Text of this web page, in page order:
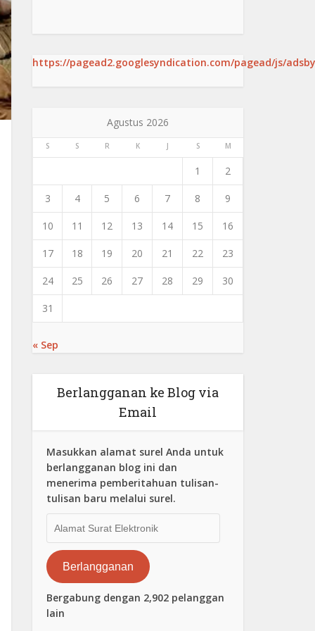
https://pagead2.googlesyndication.com/pagead/js/
Agustus 2026
S S R K J S M
1 2
3 4 5 6 7 8 9
10 11 12 13 14 15 16
17 18 19 20 21 22 23
24 25 26 27 28 29 30
31
« Sep
Berlangganan ke Blog via
Email
Masukkan alamat surel Anda untuk
berlangganan blog ini dan
menerima pemberitahuan tulisan-
tulisan baru melalui surel.
Surat
Elektronik
Berlangganan
Bergabung dengan 2,902 pelanggan
lain